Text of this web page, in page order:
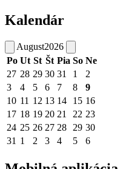
Kalendár
August2026
Po Ut St Št Pia So Ne
27 28 29 30 31 1
2
3
4 5 6 7 8
9
10 11 12 13 14 15 16
17 18 19 20 21 22 23
24 25 26 27 28 29 30
31 1 2 3 4 5 6